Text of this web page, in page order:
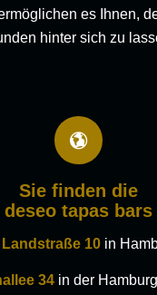
es Ihnen,
hinter sich zu
Sie finden die
deseo tapas bars
10 in
34 in der